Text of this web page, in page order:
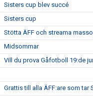
Sisters cup blev succé
Sisters cup
Stötta ÄFF och streama
Midsommar
Vill du prova Gåfotboll 19:de
Grattis till alla ÄFF:are som tar